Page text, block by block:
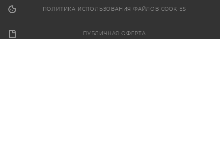
ПОЛИТИКА ИСПОЛЬЗОВАНИЯ ФАЙЛОВ COOKIES
ПУБЛИЧНАЯ ОФЕРТА